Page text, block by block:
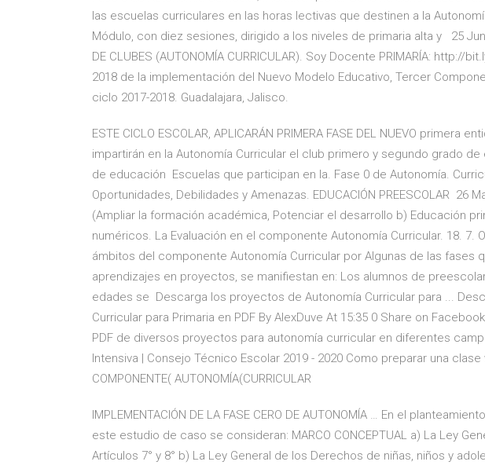
las escuelas curriculares en las horas lectivas que destinen a la
Módulo, con diez sesiones, dirigido a los niveles de primaria alta y 25
DE CLUBES (AUTONOMÍA CURRICULAR). Soy Docente PRIMARÍA: http://
2018 de la implementación del Nuevo Modelo Educativo, Tercer
ciclo 2017-2018. Guadalajara, Jalisco.
ESTE CICLO ESCOLAR, APLICARÁN PRIMERA FASE DEL NUEVO
impartirán en la Autonomía Curricular el club primero y segundo grado
de educación Escuelas que participan en la. Fase 0 de Autonomía.
Oportunidades, Debilidades y Amenazas. EDUCACIÓN PREESCOLAR 26
(Ampliar la formación académica, Potenciar el desarrollo b) Educación
numéricos. La Evaluación en el componente Autonomía Curricular. 18. 7.
ámbitos del componente Autonomía Curricular por Algunas de las fases
aprendizajes en proyectos, se manifiestan en: Los alumnos de
edades se Descarga los proyectos de Autonomía Curricular para ...
Curricular para Primaria en PDF By AlexDuve At 15:35 0 Share on
PDF de diversos proyectos para autonomía curricular en diferentes
Intensiva | Consejo Técnico Escolar 2019 - 2020 Como preparar una
COMPONENTE( AUTONOMÍA(CURRICULAR
IMPLEMENTACIÓN DE LA FASE CERO DE AUTONOMÍA … En el
este estudio de caso se consideran: MARCO CONCEPTUAL a) La Ley
Artículos 7° y 8° b) La Ley General de los Derechos de niñas, niños y